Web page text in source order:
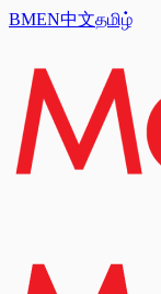
BMEN中文தமிழ்